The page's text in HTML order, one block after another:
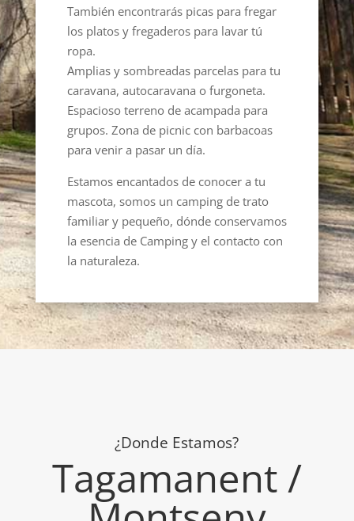
También encontrarás picas para fregar
los platos y fregaderos para lavar tú
ropa.
Amplias y sombreadas parcelas para tu
caravana, autocaravana o furgoneta.
Espacioso terreno de acampada para
grupos. Zona de picnic con barbacoas
para venir a pasar un día.
Estamos encantados de conocer a tu
mascota, somos un camping de trato
familiar y pequeño, dónde conservamos
la esencia de Camping y el contacto con
la naturaleza.
¿Donde Estamos?
Tagamanent /